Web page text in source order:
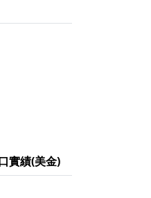
實績(美金)